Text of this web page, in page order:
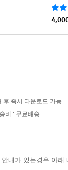
후 즉시 다운로드 가능
비 : 무료배송
내가 있는경우 아